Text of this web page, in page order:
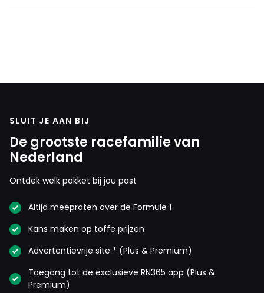
SLUIT JE AAN BIJ
De grootste racefamilie van
Nederland
Ontdek welk pakket bij jou past
Altijd meepraten over de Formule 1
Kans maken op toffe prijzen
Advertentievrije site * (Plus & Premium)
Toegang tot de exclusieve RN365 app (Plus &
Premium)